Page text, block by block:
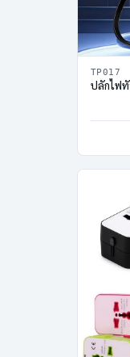
TP017
ปลั๊กไฟทั่